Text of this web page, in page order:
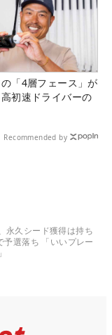
「4層フェース」が
初速ドライバーの
Recommended by
永久シード獲得は持ち
選落ち 「いいプレー